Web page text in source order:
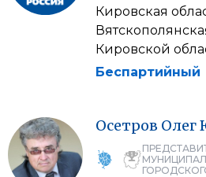
Кировская
Кировской
Беспартийный
Осетров Олег